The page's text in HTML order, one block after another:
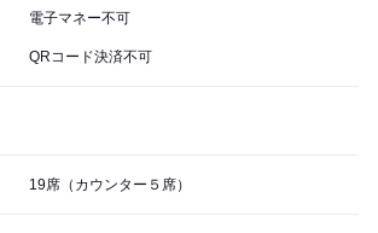
電子マネー不可
QRコード決済不可
19席（カウンター５席）